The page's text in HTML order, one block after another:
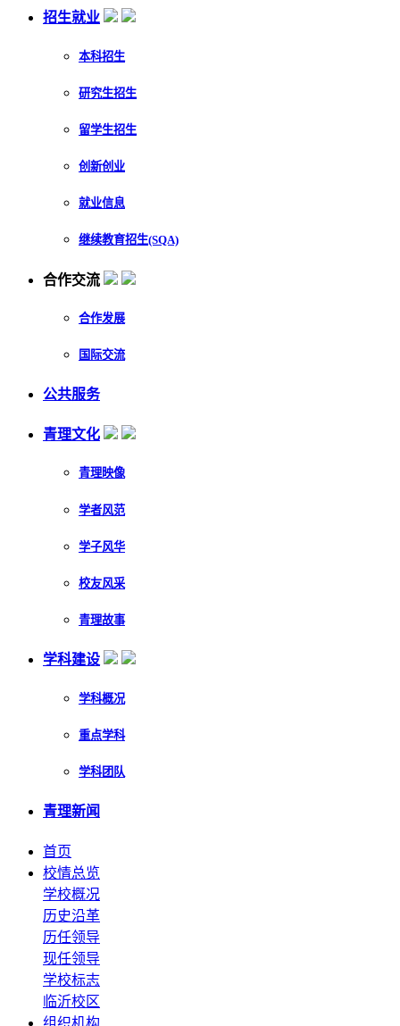
招生就业
本科招生
研究生招生
留学生招生
创新创业
就业信息
继续教育招生(SQA)
合作交流
合作发展
国际交流
公共服务
青理文化
青理映像
学者风范
学子风华
校友风采
青理故事
学科建设
学科概况
重点学科
学科团队
青理新闻
首页
校情总览
学校概况
历史沿革
历任领导
现任领导
学校标志
临沂校区